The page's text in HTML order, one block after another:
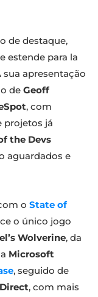
de destaque,
estende para la
sua apresentação
de Geoff
, com
projetos já
the Devs
aguardados e
o State of
o único jogo
Wolverine, da
Microsoft
, seguido de
, com mais